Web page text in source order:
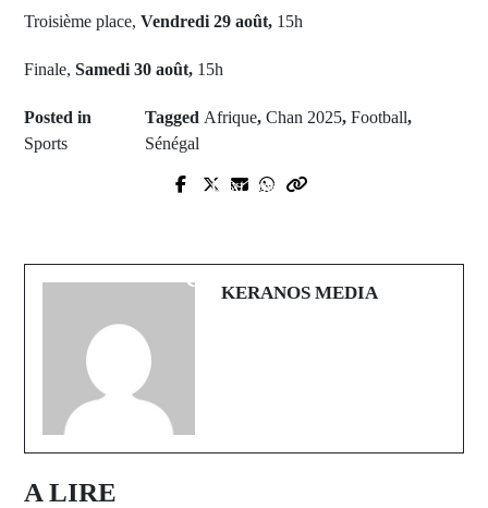
Troisième place, Vendredi 29 août, 15h
Finale, Samedi 30 août, 15h
Posted in
Sports
Tagged Afrique, Chan 2025, Football,
Sénégal
Prev Post
Next Post
CFEE 2025
KERANOS MEDIA
A LIRE